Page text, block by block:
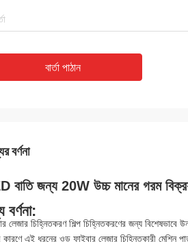
বার্তা পাঠান
বর্ণনা
বাতি জন্য 20W উচ্চ মানের গরম বিক্রয়
বর্ণনা:
লেজার চিহ্নিতকরণ শিল্প চিহ্নিতকরণের জন্য বিশেষভাবে
কারণে এই ধরনের ওড ফাইবার লেজার চিহ্নিতকারী